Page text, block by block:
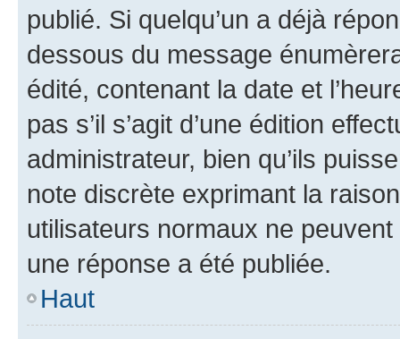
publié. Si quelqu’un a déjà
dessous du message
édité, contenant la date et
pas s’il s’agit d’une édition
administrateur, bien qu’ils
note discrète exprimant la
utilisateurs normaux ne
une réponse a été publiée.
Haut